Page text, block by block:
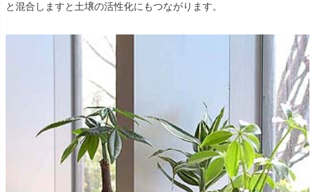
と混合しますと土壌の活性化にもつながります。